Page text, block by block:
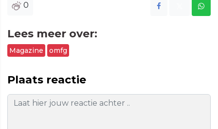
0
Lees meer over:
Magazine omfg
Plaats reactie